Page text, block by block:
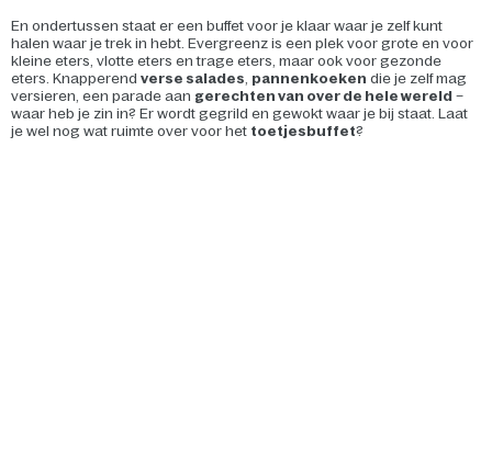
En ondertussen staat er een buffet voor je klaar waar je zelf kunt
halen waar je trek in hebt. Evergreenz is een plek voor grote en voor
kleine eters, vlotte eters en trage eters, maar ook voor gezonde
eters. Knapperend verse salades, pannenkoeken die je zelf mag
versieren, een parade aan gerechten van over de hele wereld –
waar heb je zin in? Er wordt gegrild en gewokt waar je bij staat. Laat
je wel nog wat ruimte over voor het toetjesbuffet?